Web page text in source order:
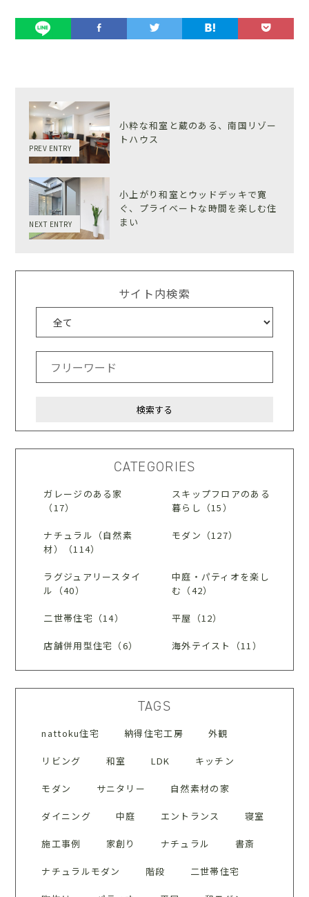
PREV ENTRY
小粋な和室と蔵のある、南国リゾー
トハウス
NEXT ENTRY
小上がり和室とウッドデッキで寛
ぐ、プライベートな時間を楽しむ住
まい
サイト内検索
CATEGORIES
ガレージのある家
（17）
スキップフロアのある
暮らし（15）
ナチュラル（自然素
材）（114）
モダン（127）
ラグジュアリースタイ
ル（40）
中庭・パティオを楽し
む（42）
二世帯住宅（14） 平屋（12）
店舗併用型住宅（6） 海外テイスト（11）
TAGS
nattoku住宅 納得住宅工房 外観
リビング 和室 LDK キッチン
モダン サニタリー 自然素材の家
ダイニング 中庭 エントランス 寝室
施工事例 家創り ナチュラル 書斎
ナチュラルモダン 階段 二世帯住宅